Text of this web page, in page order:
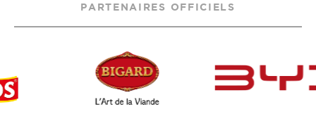
PARTENAIRES OFFICIELS